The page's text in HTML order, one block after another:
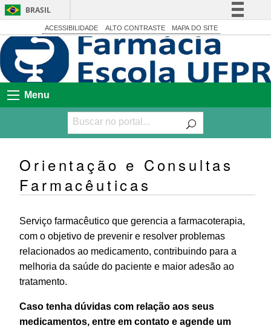
BRASIL
Simplifique!
Comunica BR
Participe
Acesso à informação
Canais
ACESSIBILIDADE ALTO CONTRASTE MAPA DO SITE
Menu
Orientação e Consultas
Farmacêuticas
Serviço farmacêutico que gerencia a farmacoterapia,
com o objetivo de prevenir e resolver problemas
relacionados ao medicamento, contribuindo para a
melhoria da saúde do paciente e maior adesão ao
tratamento.
Caso tenha dúvidas com relação aos seus
medicamentos, entre em contato e agende um